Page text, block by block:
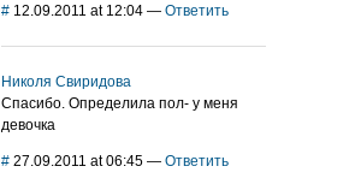
# 12.09.2011 at 12:04 — Ответить
Николя Свиридова
Спасибо. Определила пол- у меня
девочка
# 27.09.2011 at 06:45 — Ответить